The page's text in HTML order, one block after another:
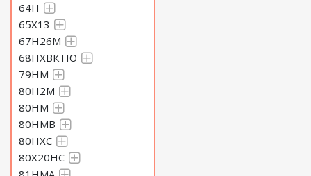
64Н
65Х13
67Н26М
68НХВКТЮ
79НМ
80Н2М
80НМ
80НМВ
80НХС
80Х20НС